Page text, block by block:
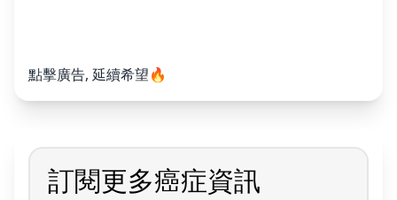
點擊廣告, 延續希望🔥
訂閱更多癌症資訊